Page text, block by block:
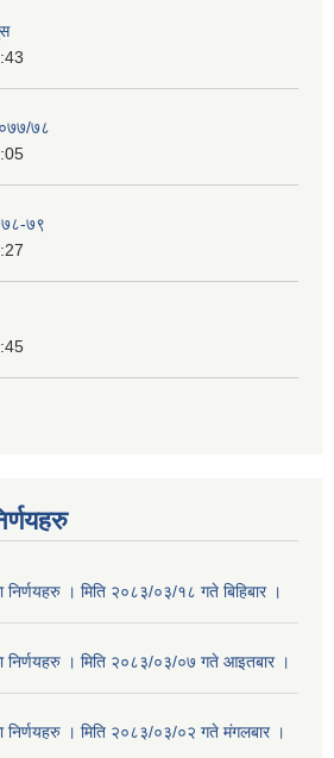
७८
७९
। मिति २०८३/०३/१८ गते बिहिबार ।
निर्णयहरु । मिति २०८३/०३/०७ गते आइतबार ।
निर्णयहरु । मिति २०८३/०३/०२ गते मंगलबार ।